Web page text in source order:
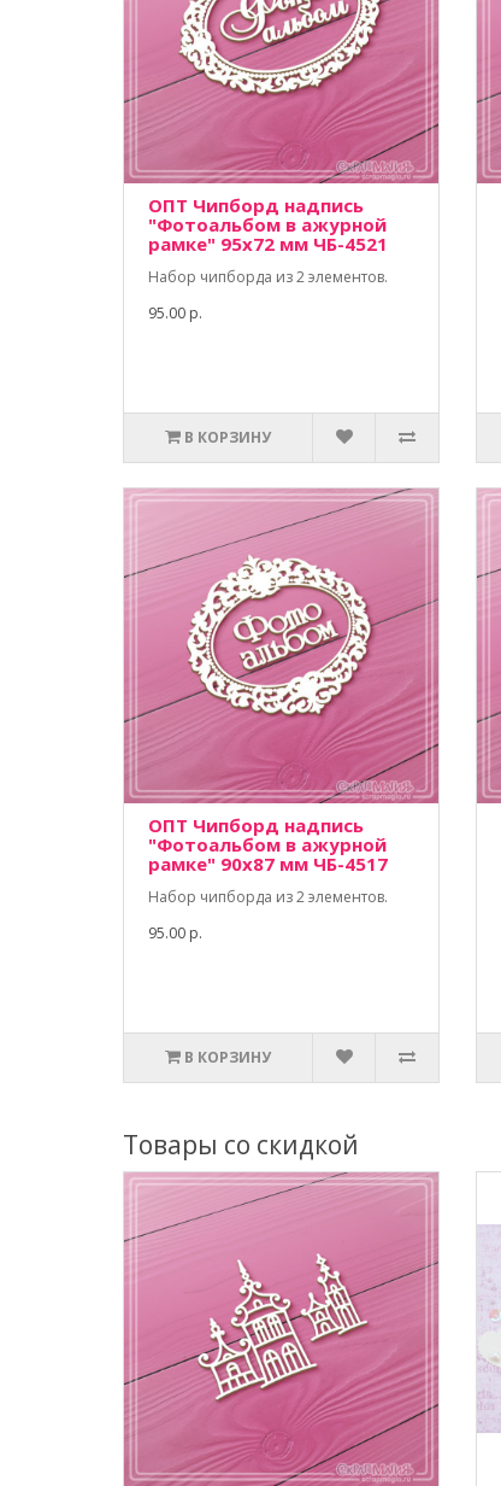
ОПТ Чипборд надпись
"Фотоальбом в ажурной
рамке" 95х72 мм ЧБ-4521
Набор чипборда из 2 элементов.
95.00 р.
В КОРЗИНУ
ОПТ Чипборд надпись
"Фотоальбом в ажурной
рамке" 90х87 мм ЧБ-4517
Набор чипборда из 2 элементов.
95.00 р.
В КОРЗИНУ
Товары со скидкой